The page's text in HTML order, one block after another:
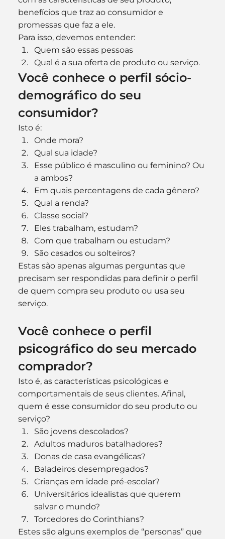
benefícios que traz ao consumidor e
promessas que faz a ele.
Para isso, devemos entender:
Quem são essas pessoas
Qual é a sua oferta de produto ou serviço.
Você conhece o perfil sócio-
demográfico do seu
consumidor?
Isto é:
Onde mora?
Qual sua idade?
Esse público é masculino ou feminino? Ou
a ambos?
Em quais percentagens de cada gênero?
Qual a renda?
Classe social?
Eles trabalham, estudam?
Com que trabalham ou estudam?
São casados ou solteiros?
Estas são apenas algumas perguntas que
precisam ser respondidas para definir o perfil
de quem compra seu produto ou usa seu
serviço.
Você conhece o perfil
psicográfico do seu mercado
comprador?
Isto é, as características psicológicas e
comportamentais de seus clientes. Afinal,
quem é esse consumidor do seu produto ou
serviço?
São jovens descolados?
Adultos maduros batalhadores?
Donas de casa evangélicas?
Baladeiros desempregados?
Crianças em idade pré-escolar?
Universitários idealistas que querem
salvar o mundo?
Torcedores do Corinthians?
Estes são alguns exemplos de “personas” que